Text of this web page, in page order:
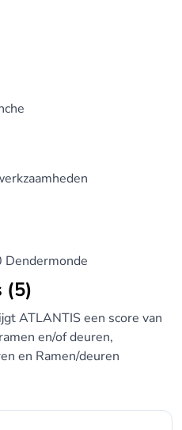
(5)
ATLANTIS een score van
en/of deuren,
en Ramen/deuren